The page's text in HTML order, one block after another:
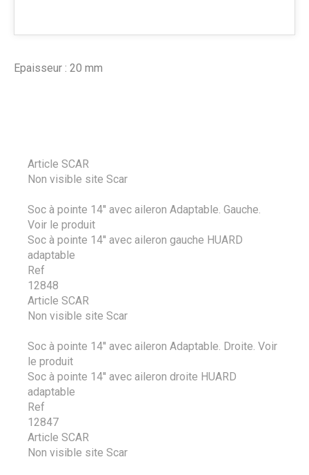
Epaisseur : 20 mm
Article SCAR
Non visible site Scar
Soc à pointe 14'' avec aileron Adaptable. Gauche.
Voir le produit
Soc à pointe 14'' avec aileron gauche HUARD
adaptable
Ref
12848
Article SCAR
Non visible site Scar
Soc à pointe 14'' avec aileron Adaptable. Droite. Voir
le produit
Soc à pointe 14'' avec aileron droite HUARD
adaptable
Ref
12847
Article SCAR
Non visible site Scar